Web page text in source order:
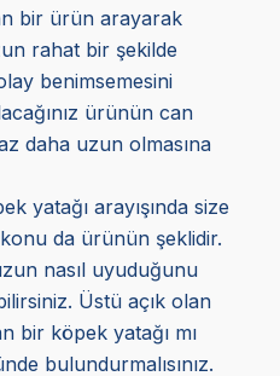
bir ürün arayarak
rahat bir şekilde
benimsemesini
ürünün can
daha uzun olmasına
yatağı arayışında size
da ürünün şeklidir.
nasıl uyuduğunu
Üstü açık olan
bir köpek yatağı mı
bulundurmalısınız.